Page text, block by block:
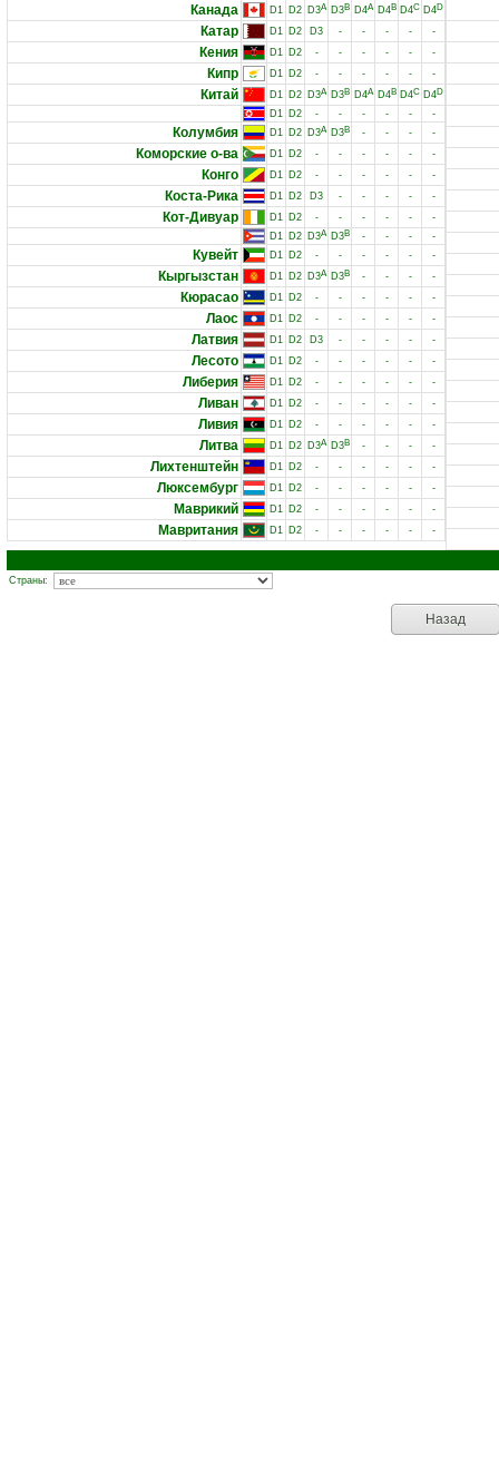
Канада D1 D2 D3A D3B D4A D4B D4C D4D
Катар D1 D2 D3 - - - - -
Кения D1 D2 - - - - - -
Кипр D1 D2 - - - - - -
Китай D1 D2 D3A D3B D4A D4B D4C D4D
D1 D2 - - - - - -
Колумбия D1 D2 D3A D3B - - - -
Коморские о-ва D1 D2 - - - - - -
Конго D1 D2 - - - - - -
Коста-Рика D1 D2 D3 - - - - -
Кот-Дивуар D1 D2 - - - - -
-
D1 D2 D3A D3B - - - -
Кувейт D1 D2 - - - - - -
Кыргызстан D1 D2 D3A D3B - - - -
Кюрасао D1 D2 - - - - - -
Лаос D1 D2 - - - - - -
Латвия D1 D2 D3 - - - - -
Лесото D1 D2 - - - - - -
Либерия D1 D2 - - - - - -
Ливан D1 D2 - - - - - -
Ливия D1 D2 - - - - - -
Литва D1 D2 D3A D3B - - - -
Лихтенштейн D1 D2 - - - - - -
Люксембург D1 D2 - - - - - -
Маврикий D1 D2 - - - - - -
Мавритания D1 D2 - - - - - -
Страны:
Назад